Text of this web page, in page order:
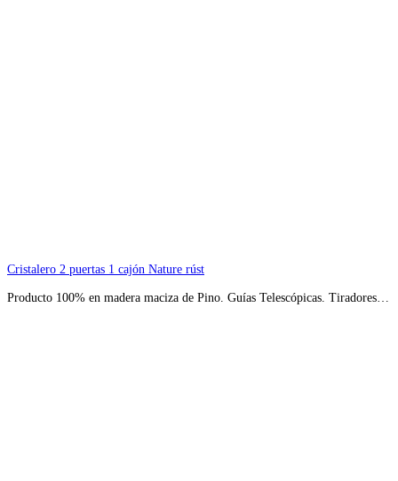
Cristalero 2 puertas 1 cajón Nature rúst
Producto 100% en madera maciza de Pino. Guías Telescópicas. Tiradores…